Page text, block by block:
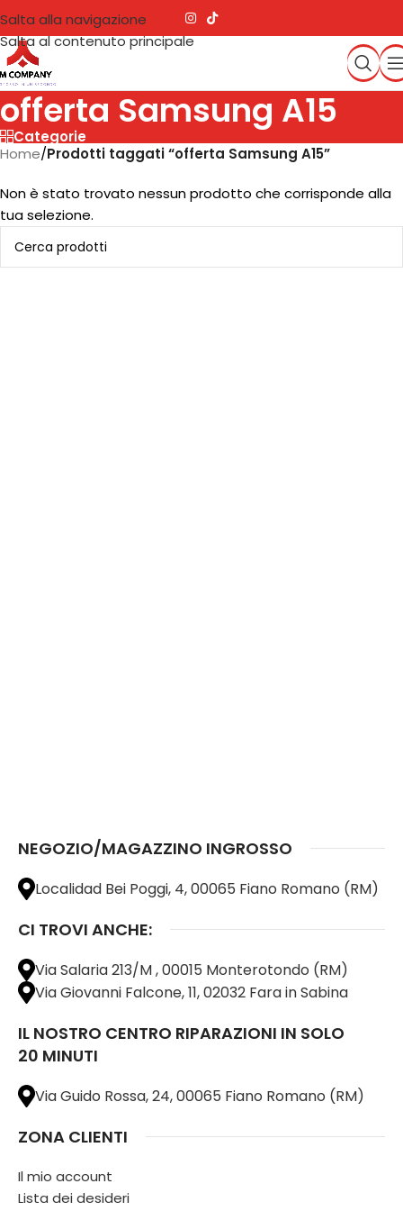
Salta alla navigazione
Salta al contenuto principale
offerta Samsung A15
Categorie
Home/Prodotti taggati “offerta Samsung A15”
Non è stato trovato nessun prodotto che corrisponde alla
tua selezione.
NEGOZIO/MAGAZZINO INGROSSO
Localidad Bei Poggi, 4, 00065 Fiano Romano (RM)
CI TROVI ANCHE:
Via Salaria 213/M , 00015 Monterotondo (RM)
Via Giovanni Falcone, 11, 02032 Fara in Sabina
IL NOSTRO CENTRO RIPARAZIONI IN SOLO
20 MINUTI
Via Guido Rossa, 24, 00065 Fiano Romano (RM)
ZONA CLIENTI
Il mio account
Lista dei desideri